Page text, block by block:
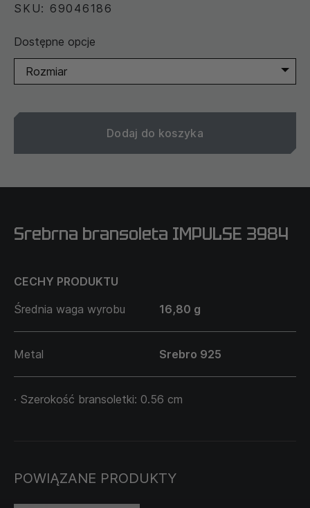
SKU: 69046186
Dostępne opcje
Rozmiar
Dodaj do koszyka
Srebrna bransoleta IMPULSE 3984
CECHY PRODUKTU
Średnia waga wyrobu
16,80 g
Metal Srebro 925
· Szerokość bransoletki: 0.56 cm
POWIĄZANE PRODUKTY